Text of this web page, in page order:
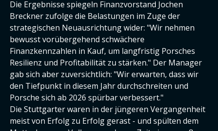
Die Ergebnisse spiegeln Finanzvorstand Jochen
Breckner zufolge die Belastungen im Zuge der
strategischen Neuausrichtung wider: "Wir nehmen
bewusst vorübergehend schwächere
Finanzkennzahlen in Kauf, um langfristig Porsches
Resilienz und Profitabilität zu stärken." Der Manager
gab sich aber zuversichtlich: "Wir erwarten, dass wir
den Tiefpunkt in diesem Jahr durchschreiten und
Porsche sich ab 2026 spürbar verbessert."
Die Stuttgarter waren in der jüngeren Vergangenheit
meist von Erfolg zu Erfolg gerast - und spülten dem